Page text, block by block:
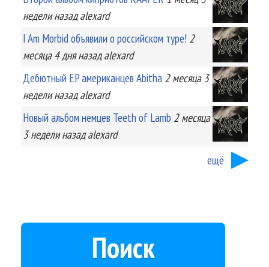
неделиназад alexard
I Am Morbid объявили о российском туре! 2
месяца 4 дняназад alexard
Дебютный EP американцев Abitha 2 месяца 3
неделиназад alexard
Новый альбом немцев Teeth of Lamb 2 месяца
3 неделиназад alexard
ещё
Поиск